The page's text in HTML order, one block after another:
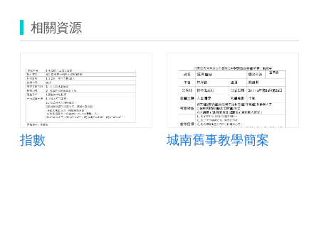
相關資源
指數 城南舊事教學簡案